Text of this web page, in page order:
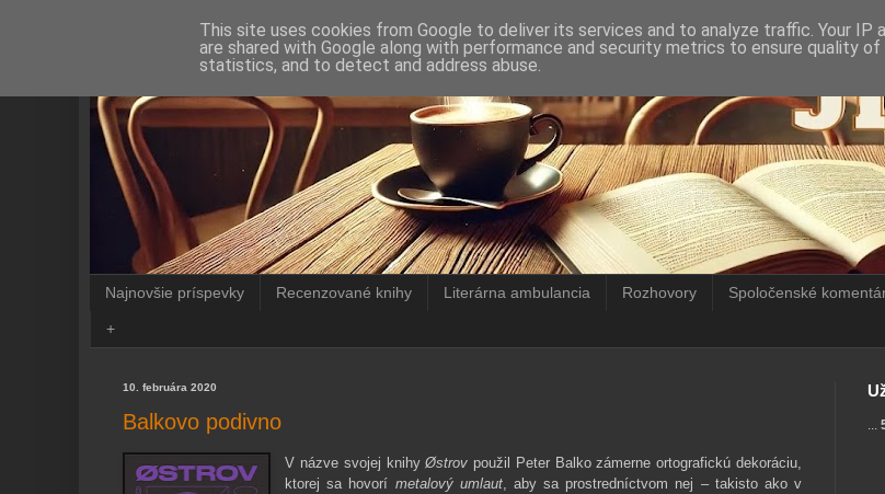
Najnovšie príspevky Recenzované knihy Literárna ambulancia Rozhovory Spoločenské
+
10. februára 2020
Balkovo podivno
V názve svojej knihyØstrov použil Peter Balko zámerne ortografickú dekoráciu,
ktorej sa hovorí metalový umlaut, aby sa prostredníctvom nej – takisto ako v
This site uses cookies from Google to deliver its services and to analyze traffic. Your IP
are shared with Google along with performance and security metrics to ensure quality of
statistics, and to detect and address abuse.